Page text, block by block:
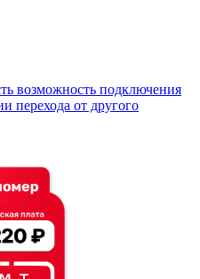
возможность подключения
перехода от другого